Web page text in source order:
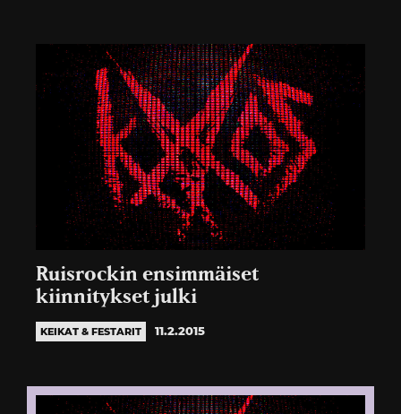
Ruisrockin ensimmäiset
kiinnitykset julki
KEIKAT & FESTARIT 11.2.2015